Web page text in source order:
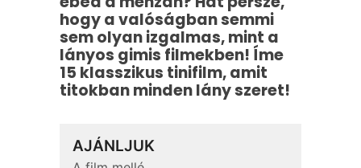
hogy a valóságban semmi
sem olyan izgalmas, mint a
lányos gimis filmekben! Íme
15 klasszikus tinifilm, amit
titokban minden lány szeret!